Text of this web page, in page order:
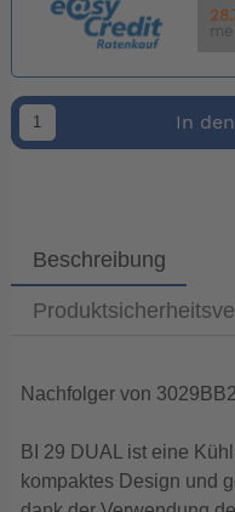
In
Beschreibung
Nachfolger von
BI 29 DUAL ist eine
kompaktes Design und